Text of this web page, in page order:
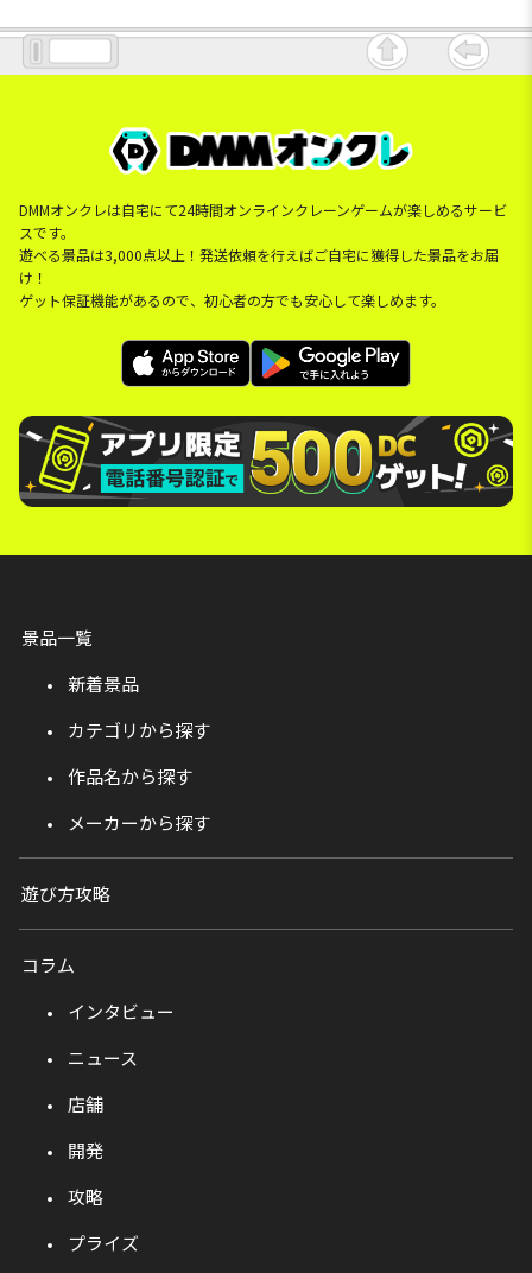
DMMオンクレは自宅にて24時間オンラインクレーンゲームが楽しめるサービ
スです。
遊べる景品は3,000点以上！発送依頼を行えばご自宅に獲得した景品をお届
け！
ゲット保証機能があるので、初心者の方でも安心して楽しめます。
景品一覧
新着景品
カテゴリから探す
作品名から探す
メーカーから探す
遊び方攻略
コラム
インタビュー
ニュース
店舗
開発
攻略
プライズ